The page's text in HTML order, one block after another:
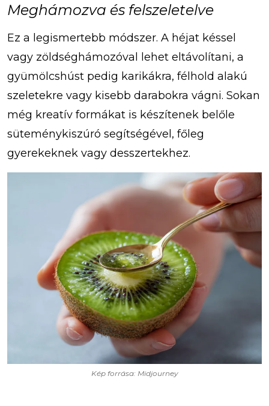
Meghámozva és felszeletelve
Ez a legismertebb módszer. A héjat késsel
vagy zöldséghámozóval lehet eltávolítani, a
gyümölcshúst pedig karikákra, félhold alakú
szeletekre vagy kisebb darabokra vágni. Sokan
még kreatív formákat is készítenek belőle
süteménykiszúró segítségével, főleg
gyerekeknek vagy desszertekhez.
Kép forrása: Midjourney